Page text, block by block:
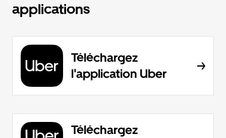
applications
Téléchargez
l'application Uber
Téléchargez